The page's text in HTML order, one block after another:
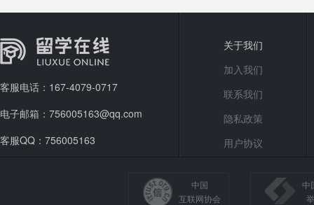
客服电话：167-4079-0717
电子邮箱：756005163@qq.com
客服QQ：756005163
关于我们
加入我们
联系我们
隐私政策
用户协议
中国
互联网协会
中